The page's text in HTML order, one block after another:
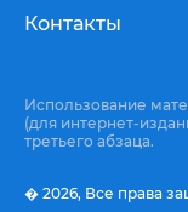
Контакты
Использование
(для интернет-
третьего абзаца.
� 2026, Все права